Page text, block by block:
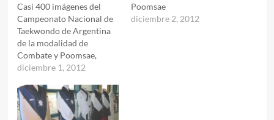
Casi 400 imágenes del
Campeonato Nacional de
Taekwondo de Argentina
de la modalidad de
Combate y Poomsae,
celebrado el sábado y
noviembre en la Ciudad
Autónoma de Buenos
Aires.
diciembre 1, 2012
Poomsae
diciembre 2, 2012